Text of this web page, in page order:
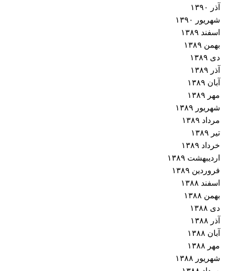
آذر ۱۳۹۰
شهریور ۱۳۹۰
اسفند ۱۳۸۹
بهمن ۱۳۸۹
دی ۱۳۸۹
آذر ۱۳۸۹
آبان ۱۳۸۹
مهر ۱۳۸۹
شهریور ۱۳۸۹
مرداد ۱۳۸۹
تیر ۱۳۸۹
خرداد ۱۳۸۹
اردیبهشت ۱۳۸۹
فروردین ۱۳۸۹
اسفند ۱۳۸۸
بهمن ۱۳۸۸
دی ۱۳۸۸
آذر ۱۳۸۸
آبان ۱۳۸۸
مهر ۱۳۸۸
شهریور ۱۳۸۸